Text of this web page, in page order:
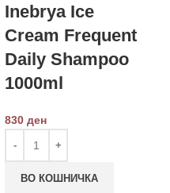
Inebrya Ice
Cream Frequent
Daily Shampoo
1000ml
830ден
ВО КОШНИЧКА